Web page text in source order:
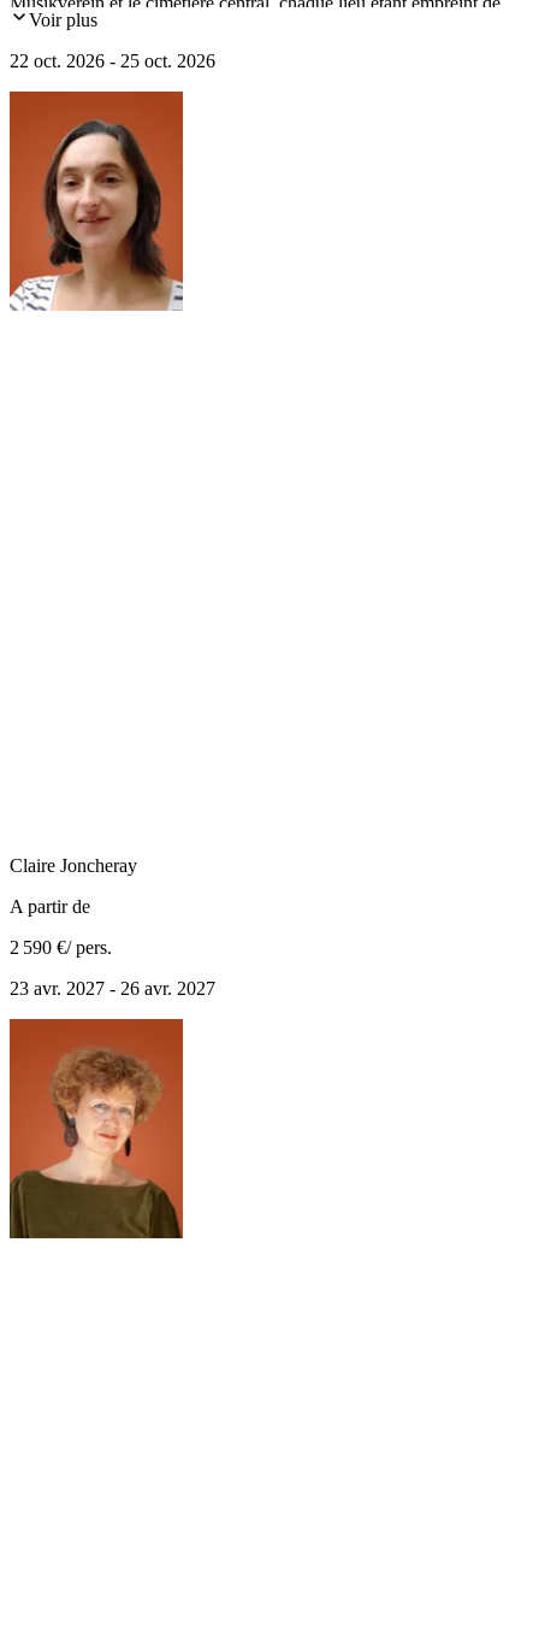
l’héritage des compositeurs.
Voir plus
22 oct. 2026 - 25 oct. 2026
Claire Joncheray
A partir de
2 590 €/ pers.
23 avr. 2027 - 26 avr. 2027